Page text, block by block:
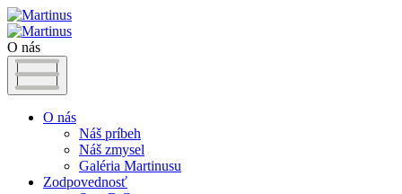
O nás
O nás
Náš príbeh
Náš zmysel
Galéria Martinusu
Zodpovednosť